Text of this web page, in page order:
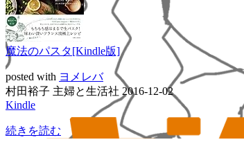
魔法のパスタ[Kindle版]
posted with ヨメレバ
村田裕子 主婦と生活社 2016-12-02
Kindle
続きを読む